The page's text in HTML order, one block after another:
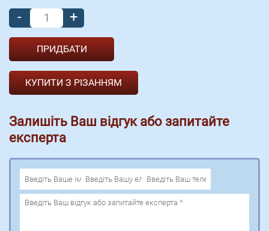
- +
КУПИТИ З РІЗАННЯМ
Залишіть Ваш відгук або запитайте
експерта